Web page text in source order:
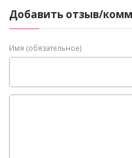
Добавить отзыв/
Имя (обязательное)